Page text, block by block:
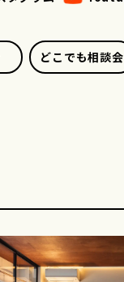
どこでも相談会